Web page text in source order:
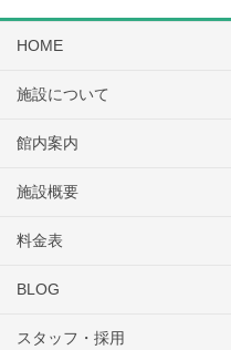
HOME
施設について
館内案内
施設概要
料金表
BLOG
スタッフ・採用